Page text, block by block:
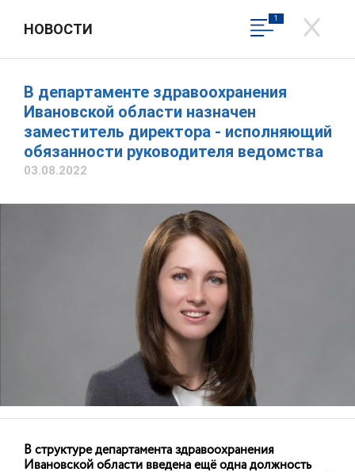
Официальный сайт
Вход в личный кабинет
В Департаменте здравоохранения
Департамент здравоохранения
Ивановской области
Написать обращение
НОВОСТИ
1
В департаменте здравоохранения
Ивановской области назначен
заместитель директора - исполняющий
обязанности руководителя ведомства
03.08.2022
В структуре департамента здравоохранения
Ивановской области введена ещё одна должность